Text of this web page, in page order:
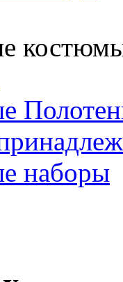
наборы